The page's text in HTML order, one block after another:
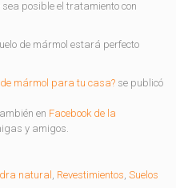
posible el tratamiento con
de mármol estará perfecto
mármol para tu casa? se publicó
en Facebook de la
y amigos.
natural Revestimientos Suelos